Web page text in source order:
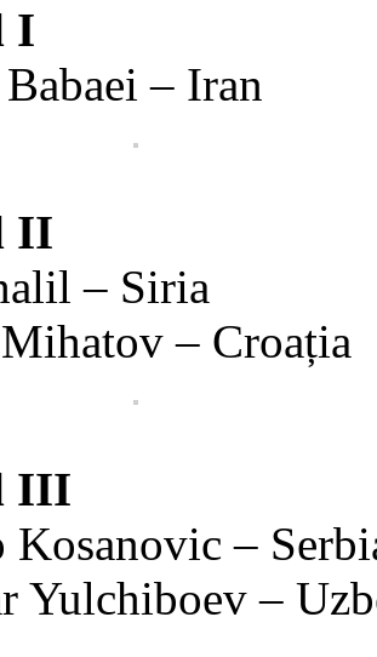
I
– Iran
II
– Siria
– Croația
III
–
Yulchiboev –